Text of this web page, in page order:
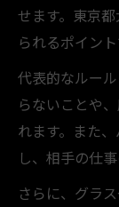
せます。東京
られるポイント
代表的なルー
らないことや
れます。また
し、相手の仕
さらに、グラ